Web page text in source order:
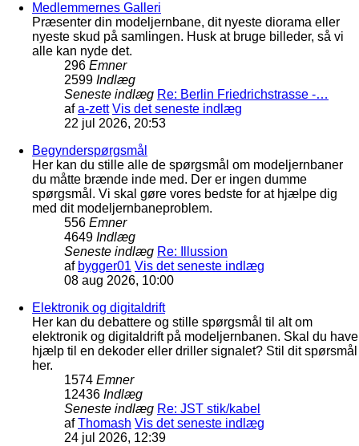
Medlemmernes Galleri
Præsenter din modeljernbane, dit nyeste diorama eller
nyeste skud på samlingen. Husk at bruge billeder, så vi
alle kan nyde det.
296 Emner
2599 Indlæg
Seneste indlæg Re: Berlin Friedrichstrasse -…
afa-zett Vis det seneste indlæg
22 jul 2026, 20:53
Begynderspørgsmål
Her kan du stille alle de spørgsmål om modeljernbaner
du måtte brænde inde med. Der er ingen dumme
spørgsmål. Vi skal gøre vores bedste for at hjælpe dig
med dit modeljernbaneproblem.
556 Emner
4649 Indlæg
Seneste indlæg Re: Illussion
af bygger01 Vis det seneste indlæg
08 aug 2026, 10:00
Elektronik og digitaldrift
Her kan du debattere og stille spørgsmål til alt om
elektronik og digitaldrift på modeljernbanen. Skal du have
hjælp til en dekoder eller driller signalet? Stil dit spørsmål
her.
1574 Emner
12436 Indlæg
Seneste indlæg Re: JST stik/kabel
afThomash Vis det seneste indlæg
24 jul 2026, 12:39